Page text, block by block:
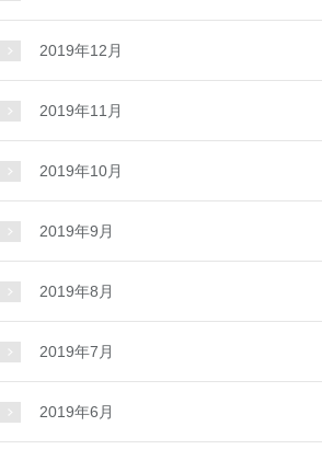
2019年12月
2019年11月
2019年10月
2019年9月
2019年8月
2019年7月
2019年6月